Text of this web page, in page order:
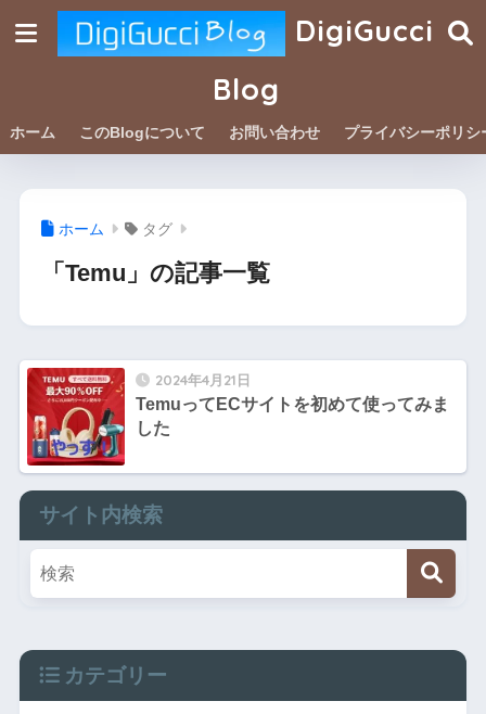
DigiGucci
Blog
ホーム このBlogについて お問い合わせ プライバシーポリシ
ホーム タグ
「Temu」の記事一覧
2024年4月21日
TemuってECサイトを初めて使ってみま
した
サイト内検索
カテゴリー